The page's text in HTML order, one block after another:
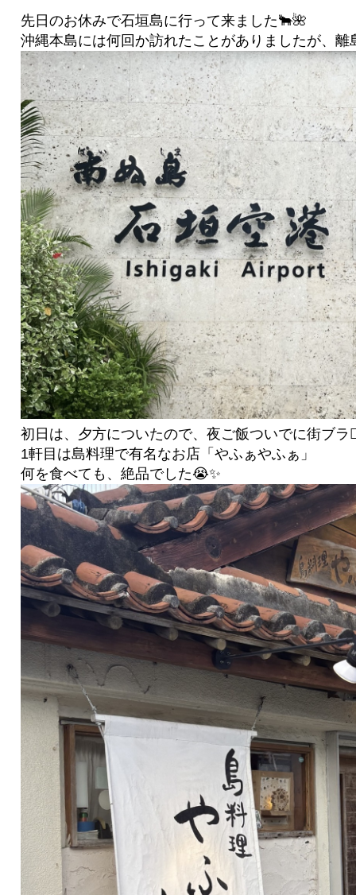
先日のお休みで石垣島に行って来ました🐂🌺
沖縄本島には何回か訪れたことがありましたが、
初日は、夕方についたので、夜ご飯ついでに街ブラ
1軒目は島料理で有名なお店「やふぁやふぁ」
何を食べても、絶品でした😭✨